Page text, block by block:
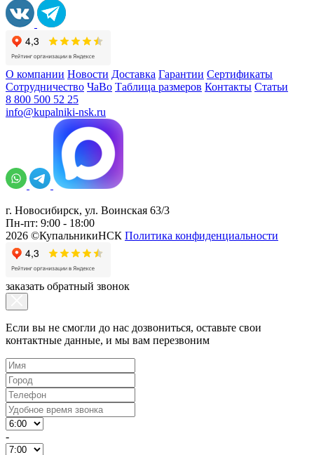
О компании Новости Доставка Гарантии Сертификаты
Сотрудничество ЧаВо Таблица размеров Контакты Статьи
8 800 500 52 25
info@kupalniki-nsk.ru
г. Новосибирск, ул. Воинская 63/3
Пн-пт: 9:00 - 18:00
2026 ©КупальникиНСК Политика конфиденциальности
заказать обратный звонок
Если вы не смогли до нас дозвониться, оставьте свои
контактные данные, и мы вам перезвоним
-